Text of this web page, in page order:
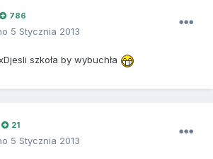
786
5 Stycznia 2013
szkoła by wybuchła
21
5 Stycznia 2013